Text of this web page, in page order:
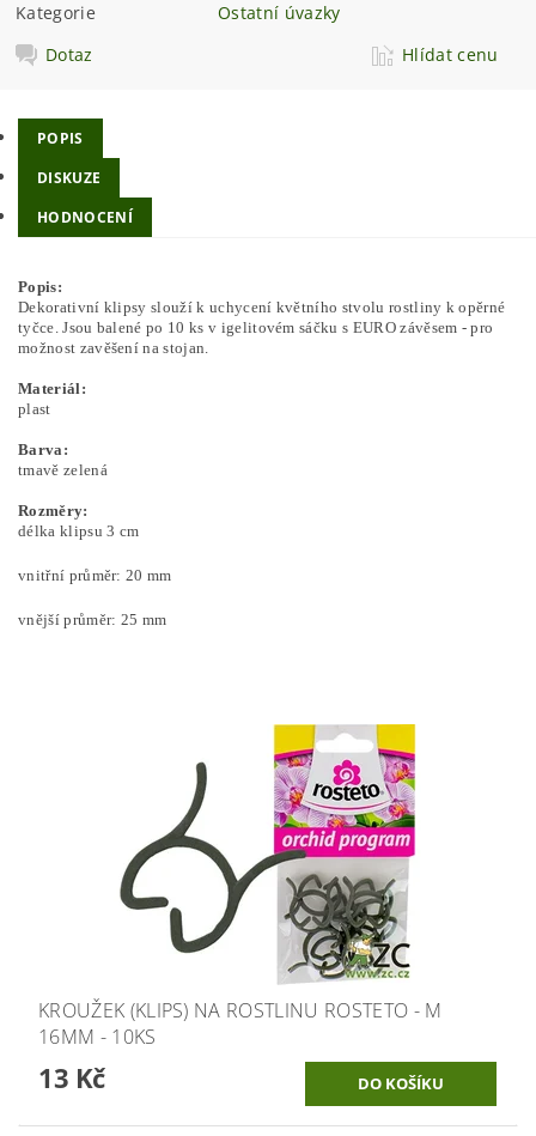
Kategorie
Ostatní úvazky
Dotaz
Hlídat cenu
POPIS
DISKUZE
HODNOCENÍ
Popis:
Dekorativní klipsy slouží k uchycení květního stvolu rostliny k opěrné
tyčce. Jsou balené po 10 ks v igelitovém sáčku s EURO závěsem - pro
možnost zavěšení na stojan.
Materiál:
plast
Barva:
tmavě zelená
Rozměry:
délka klipsu 3 cm
vnitřní průměr: 20 mm
vnější průměr: 25 mm
KROUŽEK (KLIPS) NA ROSTLINU ROSTETO - M
16MM - 10KS
13 Kč